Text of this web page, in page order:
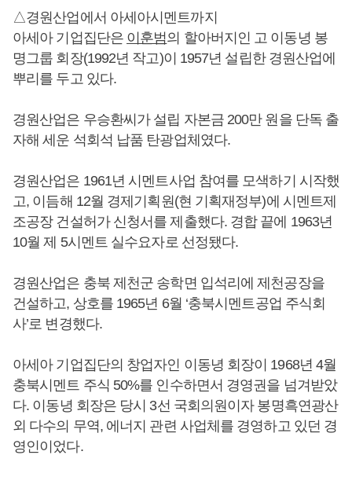
△경원산업에서 아세아시멘트까지
아세아 기업집단은 이훈범의 할아버지인 고 이동녕 봉
명그룹 회장(1992년 작고)이 1957년 설립한 경원산업에
뿌리를 두고 있다.
경원산업은 우승환씨가 설립 자본금 200만 원을 단독 출
자해 세운 석회석 납품 탄광업체였다.
경원산업은 1961년 시멘트사업 참여를 모색하기 시작했
고, 이듬해 12월 경제기획원(현 기획재정부)에 시멘트제
조공장 건설허가 신청서를 제출했다. 경합 끝에 1963년
10월 제 5시멘트 실수요자로 선정됐다.
경원산업은 충북 제천군 송학면 입석리에 제천공장을
건설하고, 상호를 1965년 6월 ‘충북시멘트공업 주식회
사’로 변경했다.
아세아 기업집단의 창업자인 이동녕 회장이 1968년 4월
충북시멘트 주식 50%를 인수하면서 경영권을 넘겨받았
다. 이동녕 회장은 당시 3선 국회의원이자 봉명흑연광산
외 다수의 무역, 에너지 관련 사업체를 경영하고 있던 경
영인이었다.